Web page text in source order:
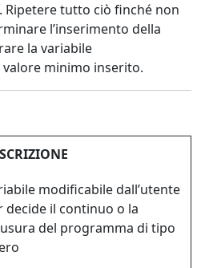
tutto ciò finché non
l’inserimento della
la variabile
valore minimo inserito.
modificabile dall’utente
decide il continuo o la
del programma di tipo